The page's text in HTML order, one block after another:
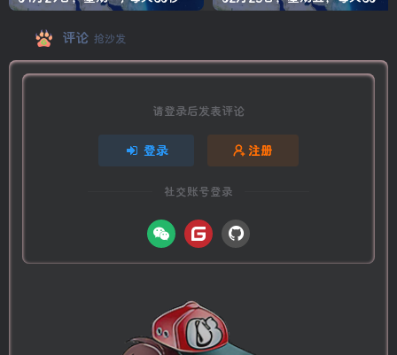
评论 抢沙发
请登录后发表评论
登录 注册
社交账号登录